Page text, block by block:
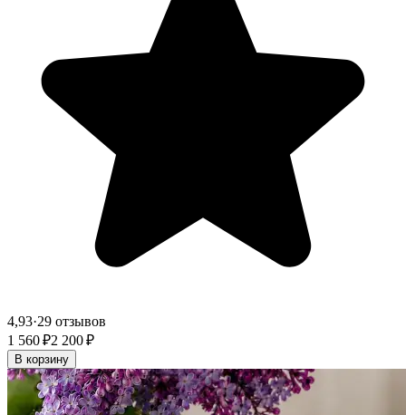
4,93·29 отзывов
1 560 ₽2 200 ₽
В корзину